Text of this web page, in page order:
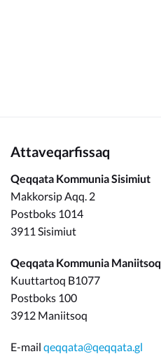
Attaveqarfissaq
Qeqqata Kommunia Sisimiut
Makkorsip Aqq. 2
Postboks 1014
3911 Sisimiut
Qeqqata Kommunia Maniitsoq
Kuuttartoq B1077
Postboks 100
3912 Maniitsoq
E-mail qeqqata@qeqqata.gl